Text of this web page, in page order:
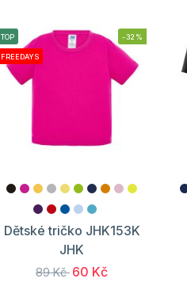
TOP
FREEDAYS
-32%
Dětské tričko JHK153K
JHK
89 Kč 60 Kč